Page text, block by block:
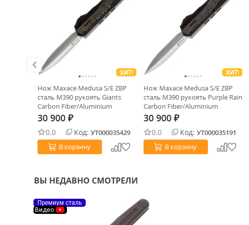
ХИТ!
Нож Maxace Medusa S/E ZBP
сталь M390 рукоять Giants
Carbon Fiber/Aluminium
30 900 ₽
0.0 Код: УТ000035429
В корзину
ХИТ!
Нож Maxace Medusa S/E ZBP
сталь M390 рукоять Purple Rain
Carbon Fiber/Aluminium
30 900 ₽
0.0 Код: УТ000035191
В корзину
ВЫ НЕДАВНО СМОТРЕЛИ
Премиум сталь
Видео